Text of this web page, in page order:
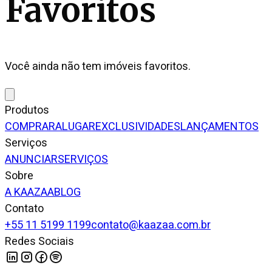
Favoritos
Você ainda não tem imóveis favoritos.
Produtos
COMPRARALUGAREXCLUSIVIDADESLANÇAMENTOS
Serviços
ANUNCIARSERVIÇOS
Sobre
A KAAZAABLOG
Contato
+55 11 5199 1199contato@kaazaa.com.br
Redes Sociais